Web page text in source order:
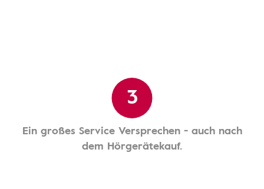
3
Ein großes Service Versprechen - auch nach
dem Hörgerätekauf.